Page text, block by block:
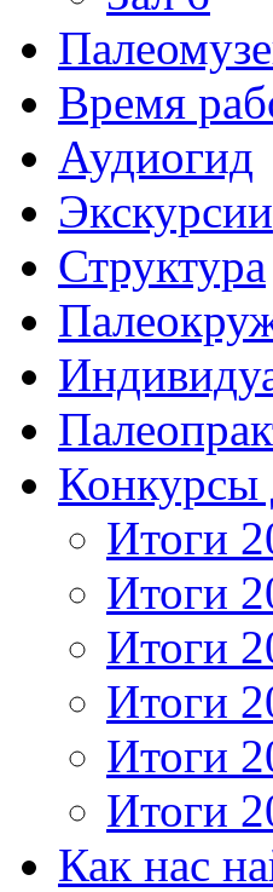
Время
Аудиогид
Экскурсии
Структура
Конкурсы
Итоги
Итоги
Итоги
Итоги
Итоги
Итоги
Как нас